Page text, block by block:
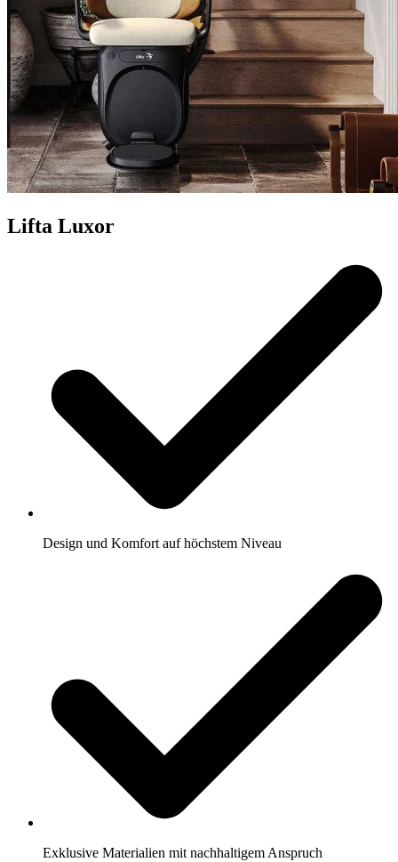
Lifta Luxor
Design und Komfort auf höchstem Niveau
Exklusive Materialien mit nachhaltigem Anspruch